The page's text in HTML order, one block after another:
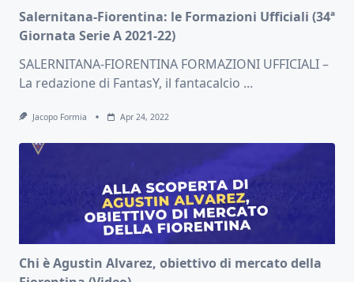
Salernitana-Fiorentina: le Formazioni Ufficiali (34ª
Giornata Serie A 2021-22)
SALERNITANA-FIORENTINA FORMAZIONI UFFICIALI –
La redazione di FantasY, il fantacalcio ...
Jacopo Formia Apr 24, 2022
Chi è Agustin Alvarez, obiettivo di mercato della